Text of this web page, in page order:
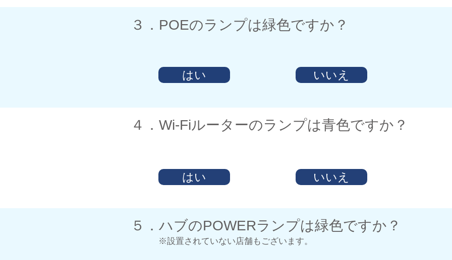
​３．POEのランプは緑色ですか？
はい いいえ
​４．Wi-Fiルーターのランプは青色ですか？
はい いいえ
​５．ハブのPOWERランプは緑色ですか？
※設置されていない店舗もございます。